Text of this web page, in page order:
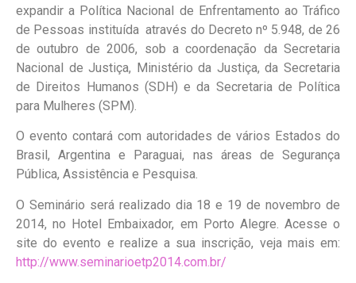
expandir a Política Nacional de Enfrentamento ao Tráfico
de Pessoas instituída através do Decreto nº 5.948, de 26
de outubro de 2006, sob a coordenação da Secretaria
Nacional de Justiça, Ministério da Justiça, da Secretaria
de Direitos Humanos (SDH) e da Secretaria de Política
para Mulheres (SPM).
O evento contará com autoridades de vários Estados do
Brasil, Argentina e Paraguai, nas áreas de Segurança
Pública, Assistência e Pesquisa.
O Seminário será realizado dia 18 e 19 de novembro de
2014, no Hotel Embaixador, em Porto Alegre. Acesse o
site do evento e realize a sua inscrição, veja mais em:
http://www.seminarioetp2014.com.br/